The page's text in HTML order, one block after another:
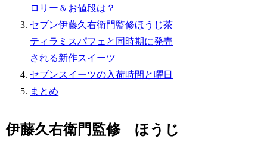
ロリー＆お値段は？
セブン伊藤久右衛門監修ほうじ茶
ティラミスパフェと同時期に発売
される新作スイーツ
セブンスイーツの入荷時間と曜日
まとめ
伊藤久右衛門監修 ほうじ